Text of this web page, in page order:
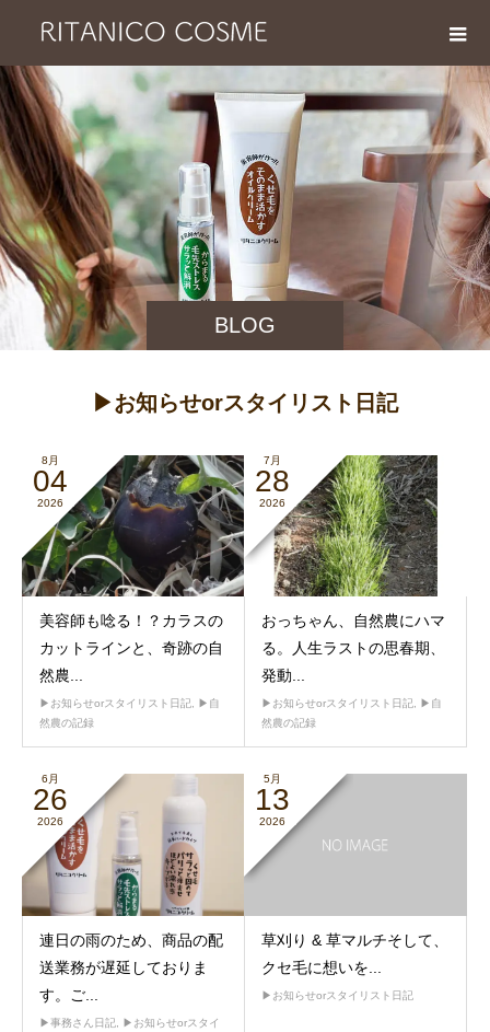
BLOG
▶︎お知らせorスタイリスト日記
8月
04
2026
美容師も唸る！？カラスの
カットラインと、奇跡の自
然農...
▶︎お知らせorスタイリスト日記,
▶︎自
然農の記録
7月
28
2026
おっちゃん、自然農にハマ
る。人生ラストの思春期、
発動...
▶︎お知らせorスタイリスト日記,
▶︎自
然農の記録
6月
26
2026
連日の雨のため、商品の配
送業務が遅延しておりま
す。ご...
▶︎事務さん日記
▶︎お知らせorスタイ
5月
13
2026
草刈り & 草マルチそして、
クセ毛に想いを...
▶︎お知らせorスタイリスト日記